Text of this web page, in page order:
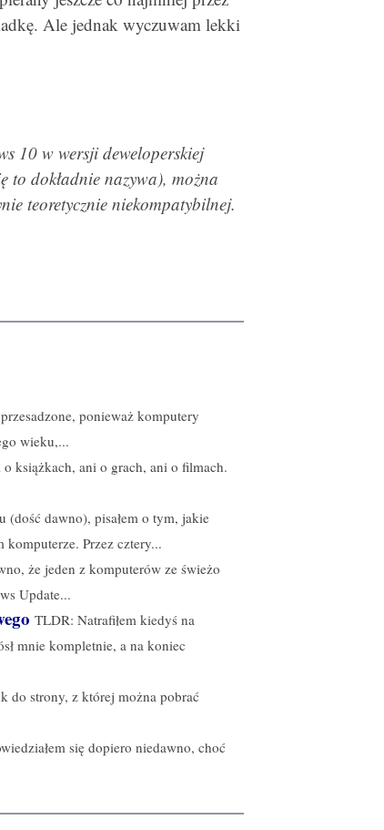
Ale jednak wyczuwam lekki
10 w wersji deweloperskiej
to dokładnie nazywa), można
teoretycznie niekompatybilnej.
ponieważ komputery
wieku,...
książkach, ani o grach, ani o filmach.
(dość dawno), pisałem o tym, jakie
Przez cztery...
że jeden z komputerów ze świeżo
Update...
TLDR: Natrafiłem kiedyś na
mnie kompletnie, a na koniec
do strony, z której można pobrać
się dopiero niedawno, choć